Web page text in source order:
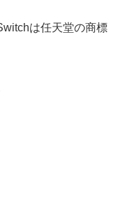
は任天堂の商標